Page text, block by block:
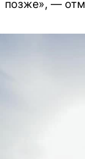
позже», —